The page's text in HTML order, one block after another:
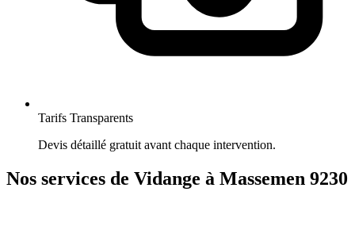
Tarifs Transparents
Devis détaillé gratuit avant chaque intervention.
Nos services de Vidange à Massemen 9230